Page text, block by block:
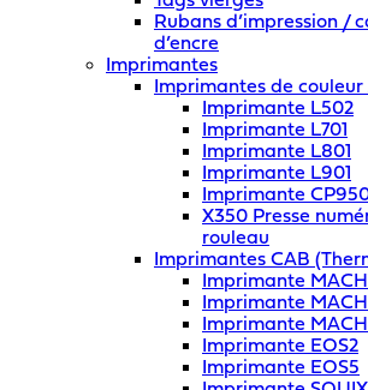
Rubans d’impression /
d’encre
Imprimantes
Imprimantes de
Imprimante L502
Imprimante L701
Imprimante L801
Imprimante L901
Imprimante
X350 Presse
rouleau
Imprimantes CAB
Imprimante
Imprimante
Imprimante
Imprimante EOS2
Imprimante EOS5